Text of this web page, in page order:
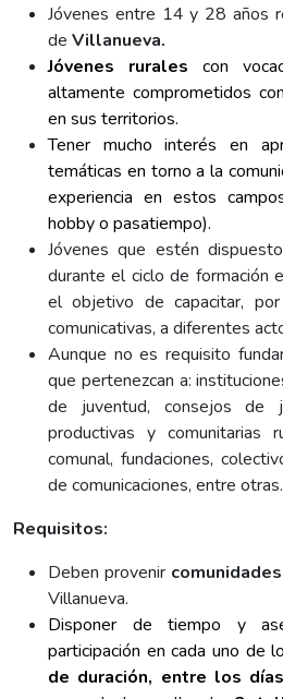
Jóvenes entre 14 y 28 años
de Villanueva.
Jóvenes rurales con
altamente comprometidos
en sus territorios.
Tener mucho interés en
temáticas en torno a la
experiencia en estos
hobby o pasatiempo).
Jóvenes que estén
durante el ciclo de formación
el objetivo de capacitar,
comunicativas, a diferentes
Aunque no es requisito
que pertenezcan a:
de juventud, consejos de
productivas y comunitarias
comunal, fundaciones,
de comunicaciones, entre otras.
Requisitos:
Deben provenir
Villanueva.
Disponer de tiempo y
participación en cada uno de
de duración, entre los